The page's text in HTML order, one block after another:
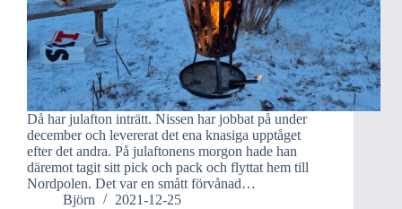
Då har julafton inträtt. Nissen har jobbat på under
december och levererat det ena knasiga upptåget
efter det andra. På julaftonens morgon hade han
däremot tagit sitt pick och pack och flyttat hem till
Nordpolen. Det var en smått förvånad…
Björn
2021-12-25